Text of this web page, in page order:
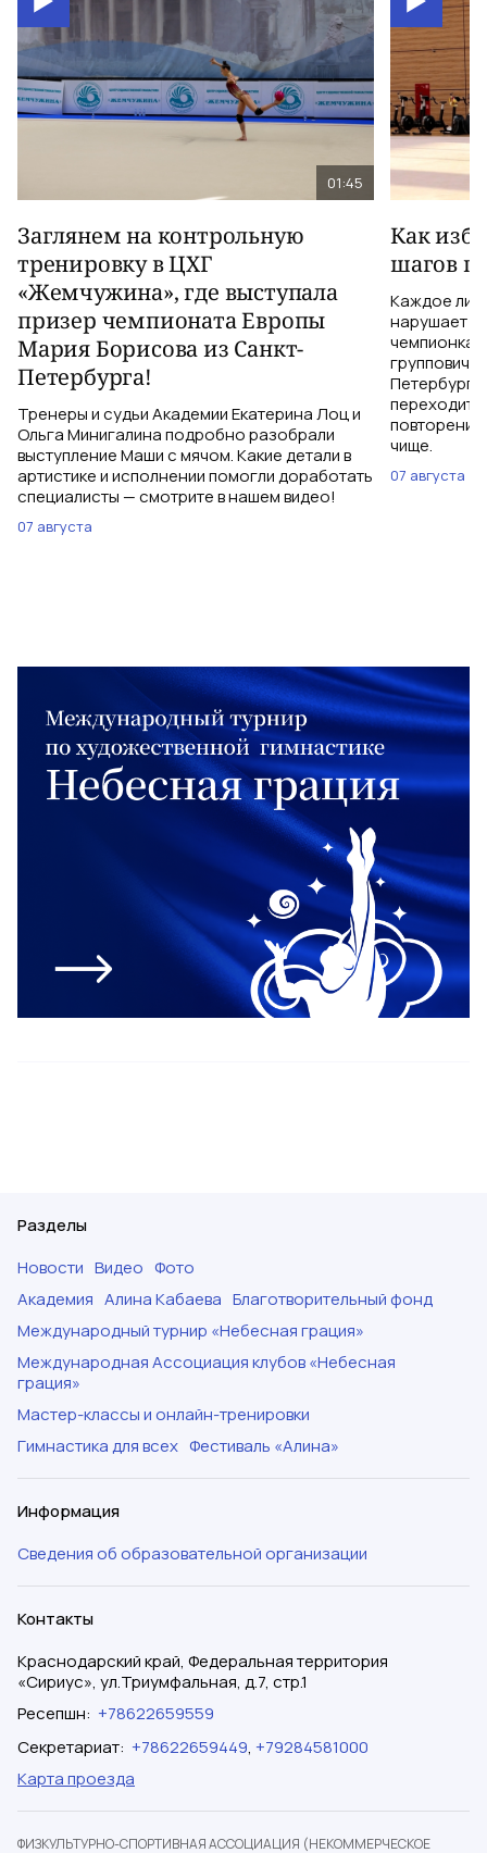
01:45
Заглянем на контрольную
тренировку в ЦХГ
«Жемчужина», где выступала
призер чемпионата Европы
Мария Борисова из Санкт-
Петербурга!
Тренеры и судьи Академии Екатерина Лоц и
Ольга Минигалина подробно разобрали
выступление Маши с мячом. Какие детали в
артистике и исполнении помогли доработать
специалисты — смотрите в нашем видео!
07 августа
Как
шагов
Каждое
нарушает
чемпионка
повторений
чище.
07 августа
Разделы
Новости Видео Фото
Академия Алина Кабаева Благотворительный фонд
Международный турнир «Небесная грация»
Международная Ассоциация клубов «Небесная
грация»
Мастер-классы и онлайн-тренировки
Гимнастика для всех Фестиваль «Алина»
Информация
Сведения об образовательной организации
Контакты
Краснодарский край, Федеральная территория
«Сириус», ул.Триумфальная, д.7, стр.1
Ресепшн: +78622659559
Секретариат: +78622659449, +79284581000
Карта проезда
ФИЗКУЛЬТУРНО-СПОРТИВНАЯ АССОЦИАЦИЯ (НЕКОММЕРЧЕСКОЕ